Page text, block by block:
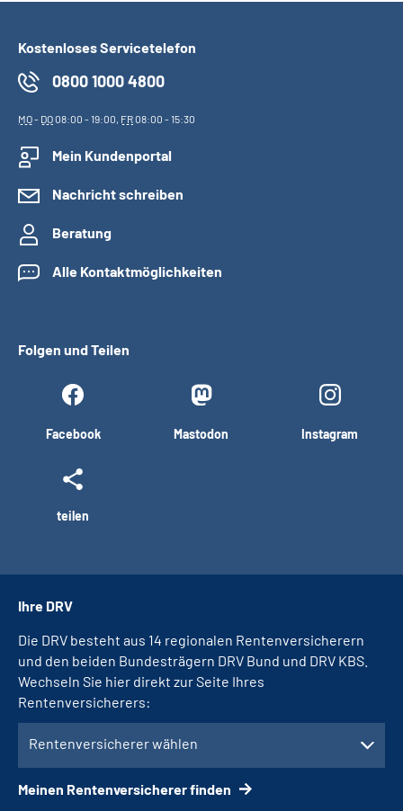
Kostenloses Servicetelefon
0800 1000 4800
MO- DO08:00 - 19:00, FR08:00 - 15:30
Mein Kundenportal
Nachricht schreiben
Beratung
Alle Kontaktmöglichkeiten
Folgen und Teilen
Facebook Mastodon Instagram
teilen
Ihre DRV
Die DRV besteht aus 14 regionalen Rentenversicherern
und den beiden Bundesträgern DRV Bund und DRV KBS.
Wechseln Sie hier direkt zur Seite Ihres
Rentenversicherers:
Rentenversicherer wählen
Meinen Rentenversicherer finden